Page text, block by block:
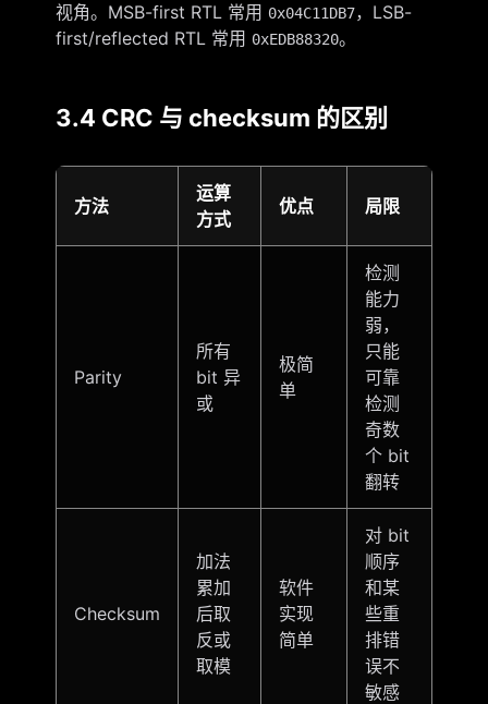
视角。MSB-first RTL 常用 0x04C11DB7，LSB-
first/reflected RTL 常用 0xEDB88320。
3.4 CRC 与 checksum 的区别
方法
运算
方式
优点 局限
Parity
所有
bit 异
或
极简
单
检测
能力
弱，
只能
可靠
检测
奇数
个 bit
翻转
Checksum
加法
累加
后取
反或
取模
软件
实现
简单
对 bit
顺序
和某
些重
排错
误不
敏感